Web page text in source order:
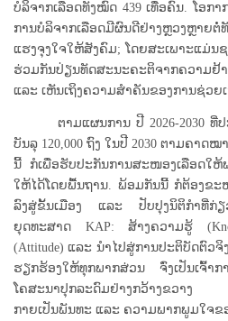
ບໍລິຈາກເລືອດທັງໝົດ 439 ເທື່ອຄົນ. ໂອກ
ການບໍລິຈາກເລືອດມີຜົນດີຢ່າງຫຼວງຫຼາ
ແຮງຈຸງໃຈໃຫ້ສັງຄົມ; ໂດຍສະເພາະແມ່ນ
ຮ່ວມກັນປ່ຽນທັດສະນະຄະຕິຈາກຄວາມຢ້
ແລະ ເຫັນເຖິງຄວາມສຳຄັນຂອງການຊ່ວຍ
ຕາມແຜນການ ປີ 2026-2030 ທີ່ປ
ບັນລຸ 120,000 ຖົງ ໃນປີ 2030 ຕາມຄາດ
ນີ້ ກໍເພື່ອຮັບປະກັນການສະໜອງເລືອດໃ
ໃຫ້ໄດ້ໂດຍພື້ນຖານ. ພ້ອມກັນນີ້ ກໍຕ້ອງຂະ
ລົງສູ່ຂັ້ນເມືອງ ແລະ ປັບປຸງນິຕິກຳທີ່
ຍຸດທະສາດ KAP: ສ້າງຄວາມຮູ້
(Attitude) ແລະ ນຳໄປສູ່ການປະຕິບັດຕົວຈິ
ຮຽກຮ້ອງໃຫ້ທຸກພາກສ່ວນ ຈົ່ງເປັນເຈົ້າ
ໂຄສະນາປຸກລະດົມຢ່າງກວ້າງຂວາງ
ກາຍເປັນພັນທະ ແລະ ຄວາມພາກພູມໃຈຂ